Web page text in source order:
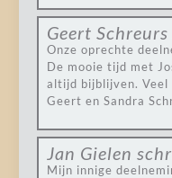
Geert Schreurs
Onze oprechte
De mooie tijd met
altijd bijblijven. Veel
Geert en Sandra
Jan Gielen
Mijn innige